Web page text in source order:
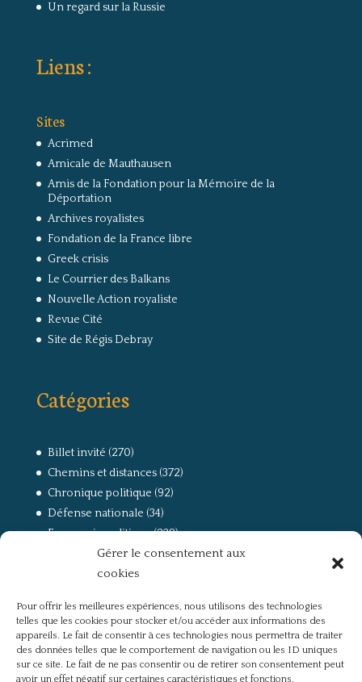
Gérer le consentement aux
cookies
Pour offrir les meilleures expériences, nous utilisons des technologies
telles que les cookies pour stocker et/ou accéder aux informations des
appareils. Le fait de consentir à ces technologies nous permettra de traiter
des données telles que le comportement de navigation ou les ID uniques
sur ce site. Le fait de ne pas consentir ou de retirer son consentement peut
avoir un effet négatif sur certaines caractéristiques et fonctions.
Un regard sur la Russie
Liens :
Sites
Acrimed
Amicale de Mauthausen
Amis de la Fondation pour la Mémoire de la
Déportation
Archives royalistes
Fondation de la France libre
Greek crisis
Le Courrier des Balkans
Nouvelle Action royaliste
Revue Cité
Site de Régis Debray
Catégories
Billet invité (270)
Chemins et distances(372)
Chronique politique (92)
Défense nationale (34)
Economie politique(238)
(168)
La guerre, la Résistance et la Déportation
Non classé(42)
Partis politiques, intelligentsia, médias(750)
Présentation(4)
Références(57)